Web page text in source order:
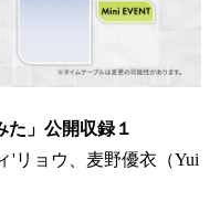
た」公開収録１
'リョウ、麦野優衣（Yui